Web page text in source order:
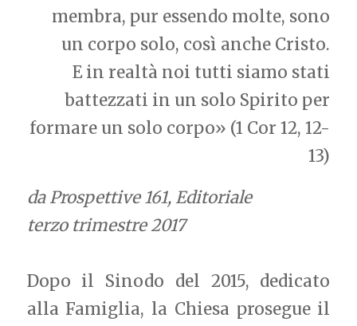
membra, pur essendo molte, sono
un corpo solo, così anche Cristo.
E in realtà noi tutti siamo stati
battezzati in un solo Spirito per
formare un solo corpo» (1 Cor 12, 12-
13)
da Prospettive 161, Editoriale
terzo trimestre 2017
Dopo il Sinodo del 2015, dedicato
alla Famiglia, la Chiesa prosegue il